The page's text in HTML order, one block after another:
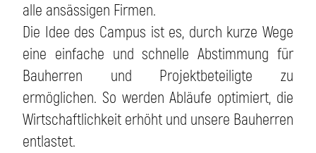
alle ansässigen Firmen.
Die Idee des Campus ist es, durch kurze Wege
eine einfache und schnelle Abstimmung für
Bauherren und Projektbeteiligte zu
ermöglichen. So werden Abläufe optimiert, die
Wirtschaftlichkeit erhöht und unsere Bauherren
entlastet.